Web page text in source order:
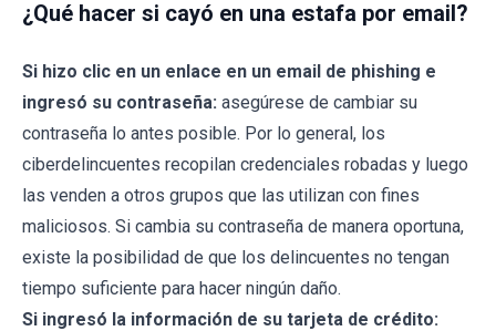
¿Qué hacer si cayó en una estafa por email?
Si hizo clic en un enlace en un email de phishing e
ingresó su contraseña: asegúrese de cambiar su
contraseña lo antes posible. Por lo general, los
ciberdelincuentes recopilan credenciales robadas y luego
las venden a otros grupos que las utilizan con fines
maliciosos. Si cambia su contraseña de manera oportuna,
existe la posibilidad de que los delincuentes no tengan
tiempo suficiente para hacer ningún daño.
Si ingresó la información de su tarjeta de crédito: